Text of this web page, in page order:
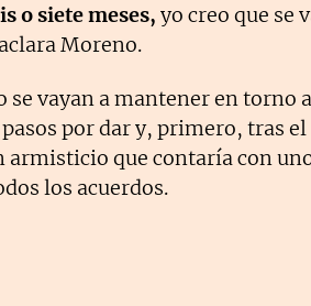
o siete meses, yo creo que se
Moreno.
vayan a mantener en torno a
por dar y, primero, tras el
armisticio que contaría con
los acuerdos.